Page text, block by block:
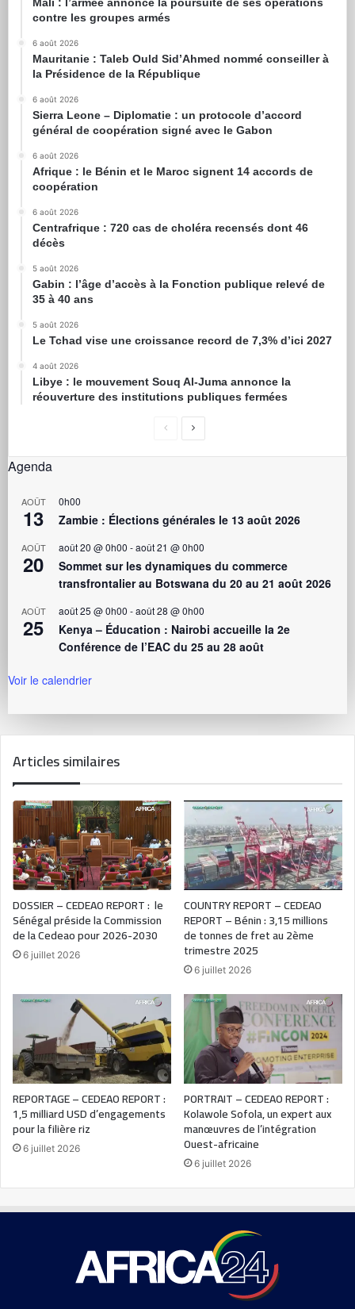
contre les groupes armés
6 août 2026
Mauritanie : Taleb Ould Sid’Ahmed nommé conseiller à
la Présidence de la République
6 août 2026
Sierra Leone – Diplomatie : un protocole d’accord
général de coopération signé avec le Gabon
6 août 2026
Afrique : le Bénin et le Maroc signent 14 accords de
coopération
6 août 2026
Centrafrique : 720 cas de choléra recensés dont 46
décès
5 août 2026
Gabin : l’âge d’accès à la Fonction publique relevé de
35 à 40 ans
5 août 2026
Le Tchad vise une croissance record de 7,3% d’ici 2027
4 août 2026
Libye : le mouvement Souq Al-Juma annonce la
réouverture des institutions publiques fermées
Agenda
AOÛT
13
0h00
Zambie : Élections générales le 13 août 2026
AOÛT
20
août 20 @ 0h00 -août 21 @ 0h00
Sommet sur les dynamiques du commerce
transfrontalier au Botswana du 20 au 21 août 2026
AOÛT
25
août 25 @ 0h00 -août 28 @ 0h00
Kenya – Éducation : Nairobi accueille la 2e
Conférence de l’EAC du 25 au 28 août
Voir le calendrier
Articles similaires
DOSSIER – CEDEAO REPORT : le
Sénégal préside la Commission
de la Cedeao pour 2026-2030
6 juillet 2026
COUNTRY REPORT – CEDEAO
REPORT – Bénin : 3,15 millions
de tonnes de fret au 2ème
trimestre 2025
6 juillet 2026
REPORTAGE – CEDEAO REPORT :
1,5 milliard USD d’engagements
pour la filière riz
6 juillet 2026
PORTRAIT – CEDEAO REPORT :
Kolawole Sofola, un expert aux
manœuvres de l’intégration
Ouest-africaine
6 juillet 2026